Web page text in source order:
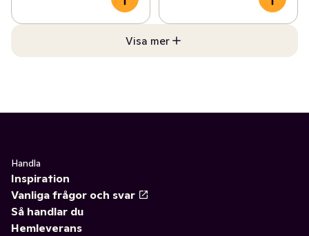
Visa mer
Handla
Inspiration
Vanliga frågor och svar
Så handlar du
Hemleverans